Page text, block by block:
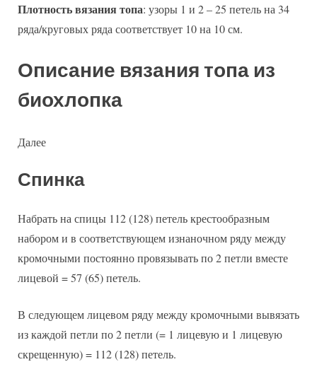
Плотность вязания топа: узоры 1 и 2 – 25 петель на 34
ряда/круговых ряда соответствует 10 на 10 см.
Описание вязания топа из
биохлопка
Далее
Спинка
Набрать на спицы 112 (128) петель крестообразным
набором и в соответствующем изнаночном ряду между
кромочными постоянно провязывать по 2 петли вместе
лицевой = 57 (65) петель.
В следующем лицевом ряду между кромочными вывязать
из каждой петли по 2 петли (= 1 лицевую и 1 лицевую
скрещенную) = 112 (128) петель.